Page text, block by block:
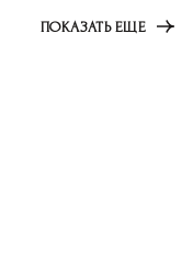
ПОКАЗАТЬ ЕЩЕ